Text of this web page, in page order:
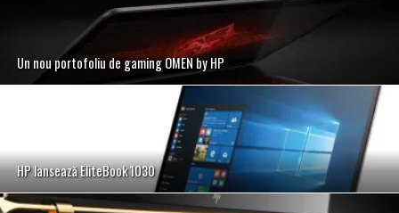
Un nou portofoliu de gaming OMEN by HP
HP lansează EliteBook 1030